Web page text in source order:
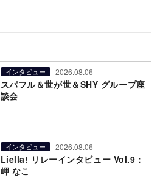
インタビュー 2026.08.06
スパフル＆世が世＆SHY グループ座
談会
インタビュー 2026.08.06
Liella! リレーインタビュー Vol.9：
岬 なこ